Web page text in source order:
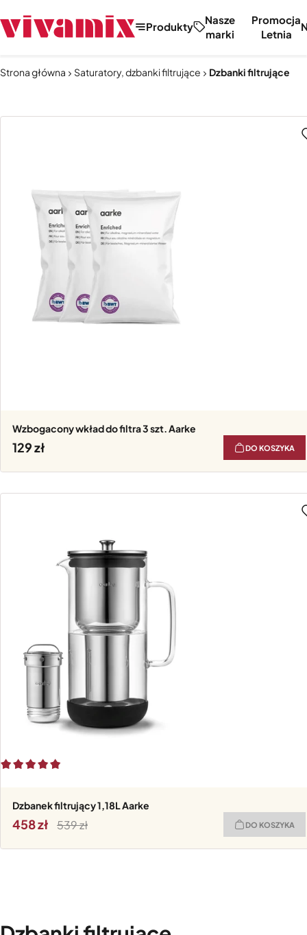
Produkty
Nasze
marki
Promocja
Letnia
Strona główna Saturatory, dzbanki filtrujące Dzbanki filtrujące
Wzbogacony wkład do filtra 3 szt. Aarke
129 DO KOSZYKA
Dzbanek filtrujący 1,18L Aarke
458 539 DO KOSZYKA